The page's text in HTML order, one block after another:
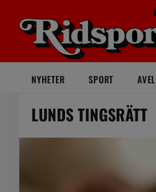
NYHETER SPORT AVEL
LUNDS TINGSRÄTT